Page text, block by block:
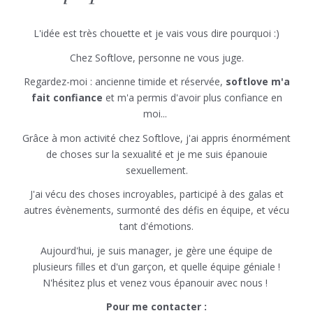
L'idée est très chouette et je vais vous dire pourquoi :)
Chez Softlove, personne ne vous juge.
Regardez-moi : ancienne timide et réservée, softlove m'a
fait confiance et m'a permis d'avoir plus confiance en
moi...
Grâce à mon activité chez Softlove, j'ai appris énormément
de choses sur la sexualité et je me suis épanouie
sexuellement.
J'ai vécu des choses incroyables, participé à des galas et
autres évènements, surmonté des défis en équipe, et vécu
tant d'émotions.
Aujourd'hui, je suis manager, je gère une équipe de
plusieurs filles et d'un garçon, et quelle équipe géniale !
N'hésitez plus et venez vous épanouir avec nous !
Pour me contacter :